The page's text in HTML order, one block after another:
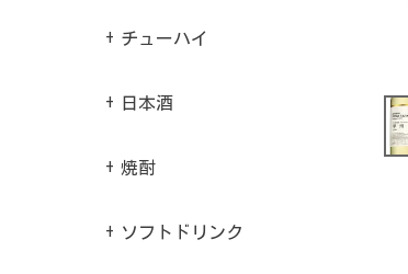
チューハイ
日本酒
焼酎
ソフトドリンク